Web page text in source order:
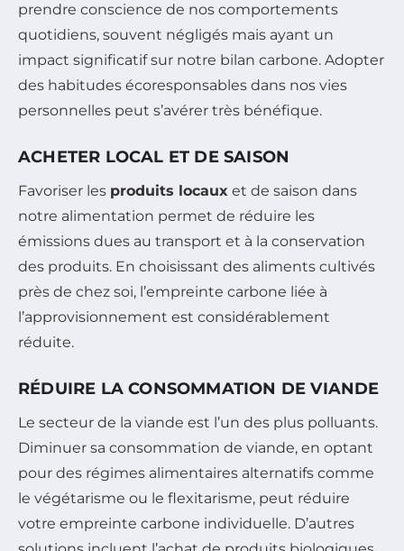
prendre conscience de nos comportements
quotidiens, souvent négligés mais ayant un
impact significatif sur notre bilan carbone. Adopter
des habitudes écoresponsables dans nos vies
personnelles peut s’avérer très bénéfique.
ACHETER LOCAL ET DE SAISON
Favoriser les produits locaux et de saison dans
notre alimentation permet de réduire les
émissions dues au transport et à la conservation
des produits. En choisissant des aliments cultivés
près de chez soi, l’empreinte carbone liée à
l’approvisionnement est considérablement
réduite.
RÉDUIRE LA CONSOMMATION DE VIANDE
Le secteur de la viande est l’un des plus polluants.
Diminuer sa consommation de viande, en optant
pour des régimes alimentaires alternatifs comme
le végétarisme ou le flexitarisme, peut réduire
votre empreinte carbone individuelle. D’autres